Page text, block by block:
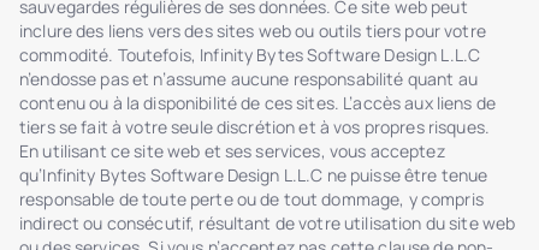
sauvegardes régulières de ses données. Ce site web peut
inclure des liens vers des sites web ou outils tiers pour votre
commodité. Toutefois, Infinity Bytes Software Design L.L.C
n’endosse pas et n’assume aucune responsabilité quant au
contenu ou à la disponibilité de ces sites. L’accès aux liens de
tiers se fait à votre seule discrétion et à vos propres risques.
En utilisant ce site web et ses services, vous acceptez
qu’Infinity Bytes Software Design L.L.C ne puisse être tenue
responsable de toute perte ou de tout dommage, y compris
indirect ou consécutif, résultant de votre utilisation du site web